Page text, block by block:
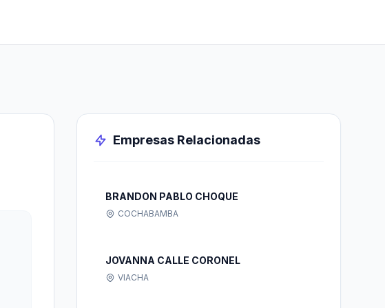
Empresas Relacionadas
BRANDON PABLO CHOQUE
COCHABAMBA
JOVANNA CALLE CORONEL
VIACHA